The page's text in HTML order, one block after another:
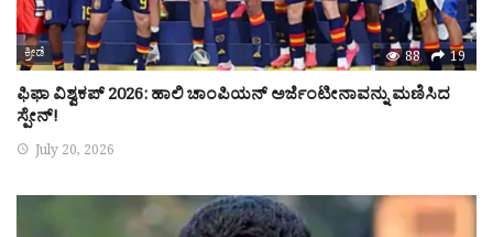
ಕ್ರೀಡೆ 88 19
ಫಿಫಾ ವಿಶ್ವಕಪ್ 2026: ಹಾಲಿ ಚಾಂಪಿಯನ್ ಅರ್ಜೆಂಟೀನಾವನ್ನು ಮಣಿಸಿದ
ಸ್ಪೇನ್!
July 20, 2026